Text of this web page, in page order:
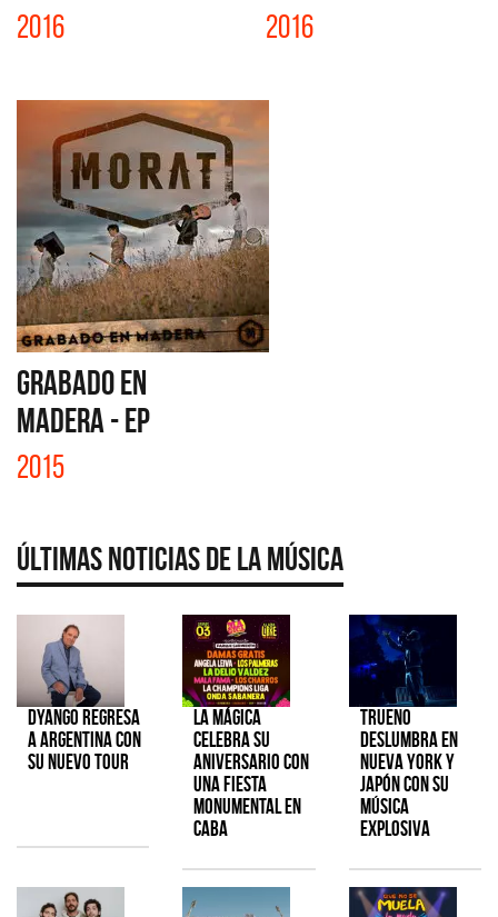
2016 2016
GRABADO EN
MADERA - EP
2015
Últimas Noticias de la Música
Dyango regresa
a Argentina con
su nuevo tour
La Mágica
celebra su
aniversario con
una fiesta
monumental en
CABA
TRUENO
deslumbra en
Nueva York y
Japón con su
música
explosiva